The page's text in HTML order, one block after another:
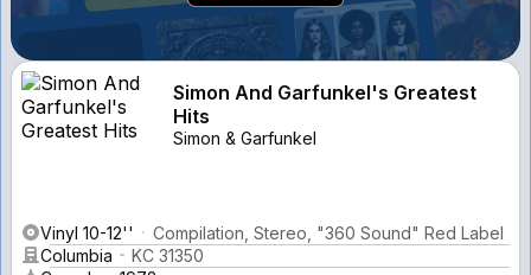
Simon And Garfunkel's Greatest
Hits
Simon & Garfunkel
Vinyl 10-12''
Compilation, Stereo, "360 Sound" Red Label
Columbia
KC 31350